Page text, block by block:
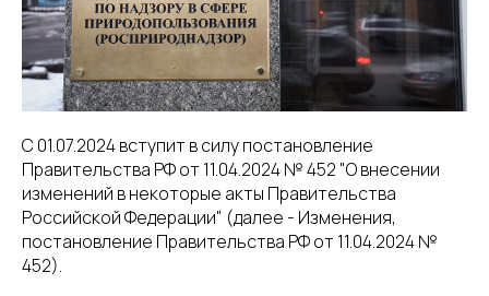
info@cifra.eco
База знаний
Календарь
отчетности
8(800)234-93-88
С 01.07.2024 вступит в силу постановление
Правительства РФ от 11.04.2024 № 452 "О внесении
изменений в некоторые акты Правительства
Российской Федерации" (далее - Изменения,
постановление Правительства РФ от 11.04.2024 №
452).